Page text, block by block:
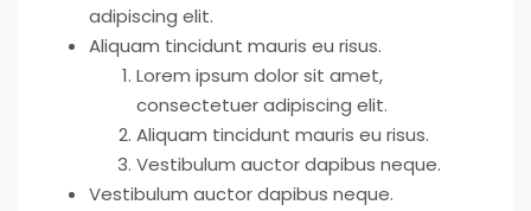
adipiscing elit.
Aliquam tincidunt mauris eu risus.
Lorem ipsum dolor sit amet,
consectetuer adipiscing elit.
Aliquam tincidunt mauris eu risus.
Vestibulum auctor dapibus neque.
Vestibulum auctor dapibus neque.